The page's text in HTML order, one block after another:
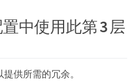
中使用此第 3 层
供所需的冗余。